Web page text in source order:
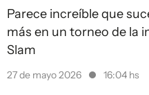
Parece increíble que
más en un torneo de la
Slam
27 de mayo 2026 16:04 hs